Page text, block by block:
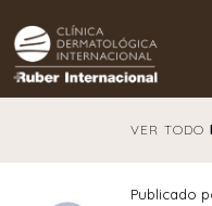
Main Navigation
VER TODO
Publicado